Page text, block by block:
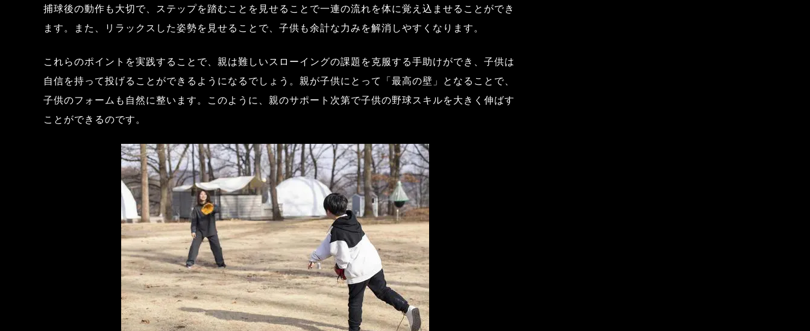
捕球後の動作も大切で、ステップを踏むことを見せることで一連の流れを体に覚え込ませることができ
ます。また、リラックスした姿勢を見せることで、子供も余計な力みを解消しやすくなります。
これらのポイントを実践することで、親は難しいスローイングの課題を克服する手助けができ、子供は
自信を持って投げることができるようになるでしょう。親が子供にとって「最高の壁」となることで、
子供のフォームも自然に整います。このように、親のサポート次第で子供の野球スキルを大きく伸ばす
ことができるのです。